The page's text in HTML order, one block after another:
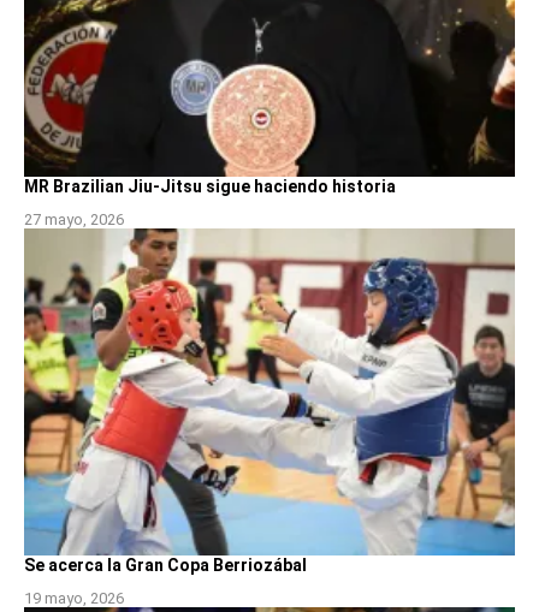
MR Brazilian Jiu-Jitsu sigue haciendo historia
27 mayo, 2026
Se acerca la Gran Copa Berriozábal
19 mayo, 2026